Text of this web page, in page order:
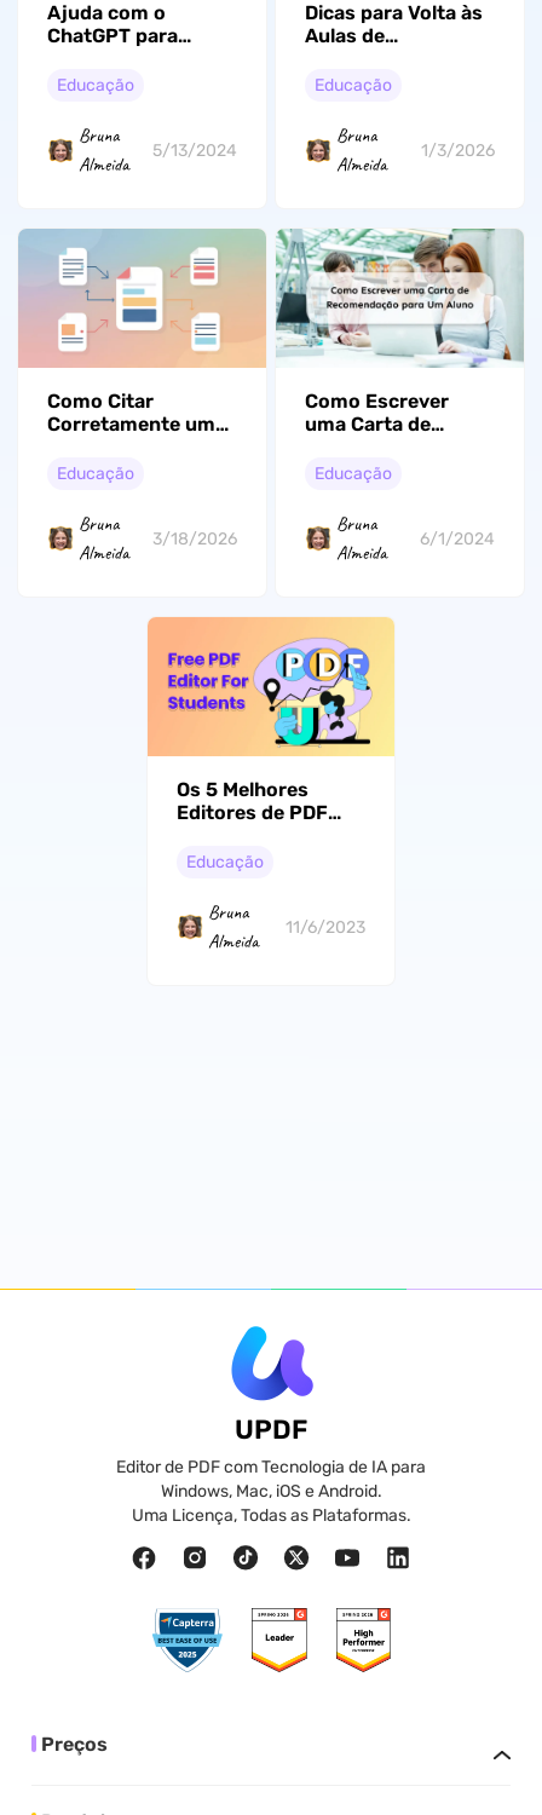
Ajuda com o
ChatGPT para
Artigos ou
Universitário
Educação
Bruna
Almeida
5/13/2024
Dicas para Volta às
Aulas de
Educação
Bruna
Almeida
1/3/2026
Como Citar
Corretamente um
Um Guia Prático
Educação
Bruna
Almeida
3/18/2026
Como Escrever
uma Carta de
para Um Aluno:
Exemplos
Educação
Bruna
Almeida
6/1/2024
Os 5 Melhores
Editores de PDF
Estudantes (100%
Educação
Bruna
Almeida
11/6/2023
UPDF
Editor de PDF com Tecnologia de IA para
Windows, Mac, iOS e Android.
Uma Licença, Todas as Plataformas.
Preços